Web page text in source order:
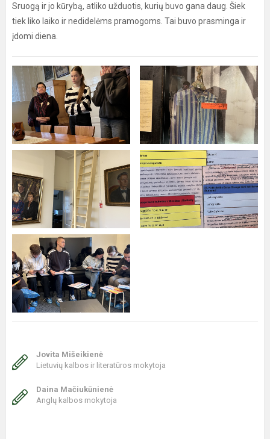
Sruogą ir jo kūrybą, atliko užduotis, kurių buvo gana daug. Šiek
tiek liko laiko ir nedidelėms pramogoms. Tai buvo prasminga ir
įdomi diena.
Jovita Mišeikienė
Lietuvių kalbos ir literatūros mokytoja
Daina Mačiukūnienė
Anglų kalbos mokytoja